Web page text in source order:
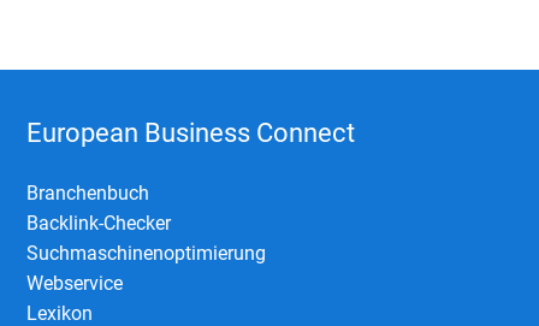
European Business Connect
Branchenbuch
Backlink-Checker
Suchmaschinenoptimierung
Webservice
Lexikon